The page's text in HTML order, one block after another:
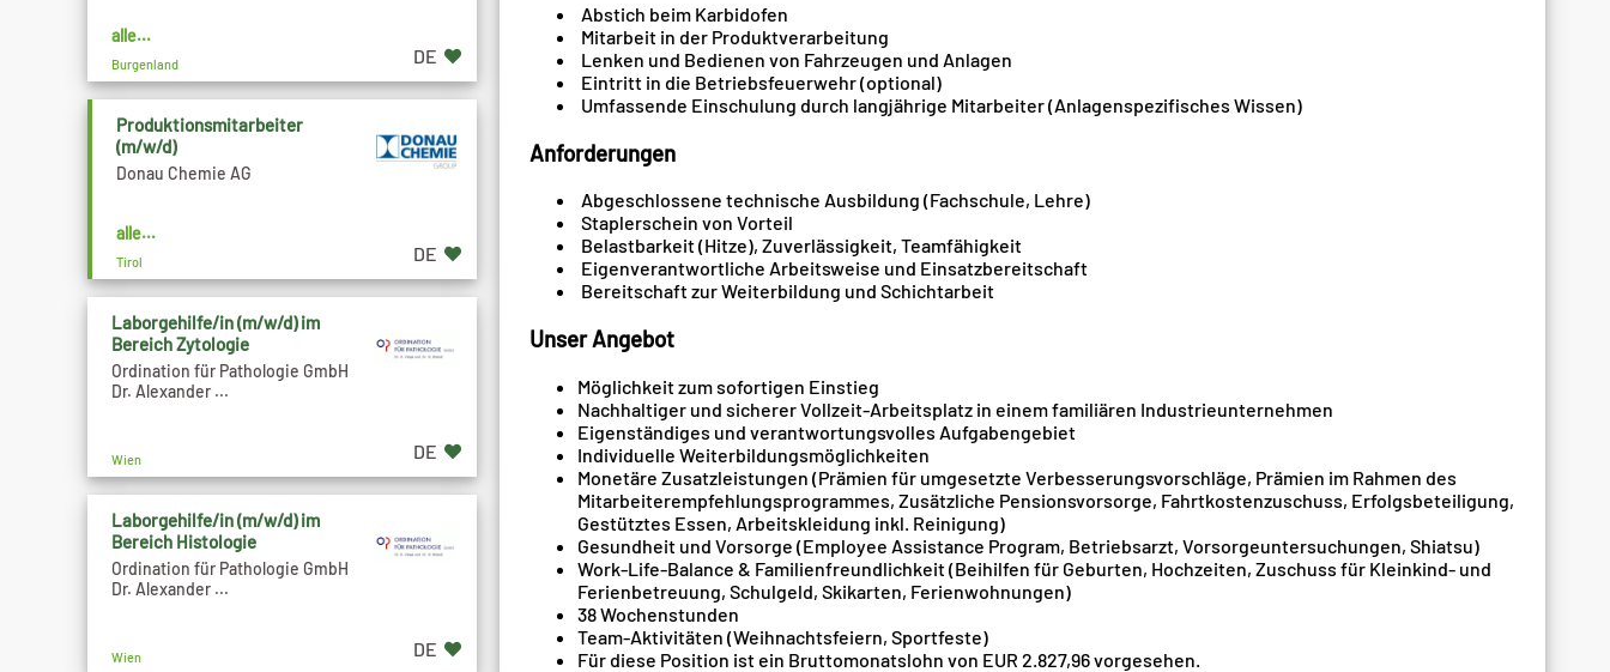
Abstich beim Karbidofen
Mitarbeit in der Produktverarbeitung
Lenken und Bedienen von Fahrzeugen und Anlagen
Eintritt in die Betriebsfeuerwehr (optional)
Umfassende Einschulung durch langjährige Mitarbeiter (Anlagenspezifisches Wissen)
Anforderungen
Abgeschlossene technische Ausbildung (Fachschule, Lehre)
Staplerschein von Vorteil
Belastbarkeit (Hitze), Zuverlässigkeit, Teamfähigkeit
Eigenverantwortliche Arbeitsweise und Einsatzbereitschaft
Bereitschaft zur Weiterbildung und Schichtarbeit
Unser Angebot
Möglichkeit zum sofortigen Einstieg
Nachhaltiger und sicherer Vollzeit-Arbeitsplatz in einem familiären Industrieunternehmen
Eigenständiges und verantwortungsvolles Aufgabengebiet
Individuelle Weiterbildungsmöglichkeiten
Monetäre Zusatzleistungen (Prämien für umgesetzte Verbesserungsvorschläge, Prämien im Rahmen des
Mitarbeiterempfehlungsprogrammes, Zusätzliche Pensionsvorsorge, Fahrtkostenzuschuss, Erfolgsbeteiligung,
Gestütztes Essen, Arbeitskleidung inkl. Reinigung)
Gesundheit und Vorsorge (Employee Assistance Program, Betriebsarzt, Vorsorgeuntersuchungen, Shiatsu)
Work-Life-Balance & Familienfreundlichkeit (Beihilfen für Geburten, Hochzeiten, Zuschuss für Kleinkind- und
Ferienbetreuung, Schulgeld, Skikarten, Ferienwohnungen)
38 Wochenstunden
Team-Aktivitäten (Weihnachtsfeiern, Sportfeste)
Für diese Position ist ein Bruttomonatslohn von EUR 2.827,96 vorgesehen.
alle...
Burgenland DE
Produktionsmitarbeiter
(m/w/d)
Donau Chemie AG
alle...
Tirol DE
Laborgehilfe/in (m/w/d) im
Bereich Zytologie
Ordination für Pathologie GmbH
Dr. Alexander ...
Wien DE
Laborgehilfe/in (m/w/d) im
Bereich Histologie
Ordination für Pathologie GmbH
Dr. Alexander ...
Wien DE